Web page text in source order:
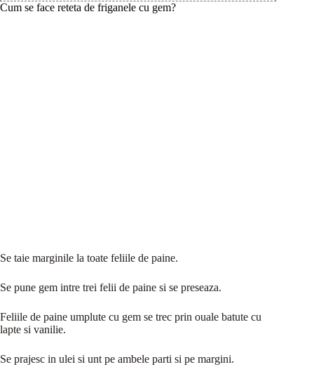
Cum se face reteta de friganele cu gem?
Se taie marginile la toate feliile de paine.
Se pune gem intre trei felii de paine si se preseaza.
Feliile de paine umplute cu gem se trec prin ouale batute cu
lapte si vanilie.
Se prajesc in ulei si unt pe ambele parti si pe margini.